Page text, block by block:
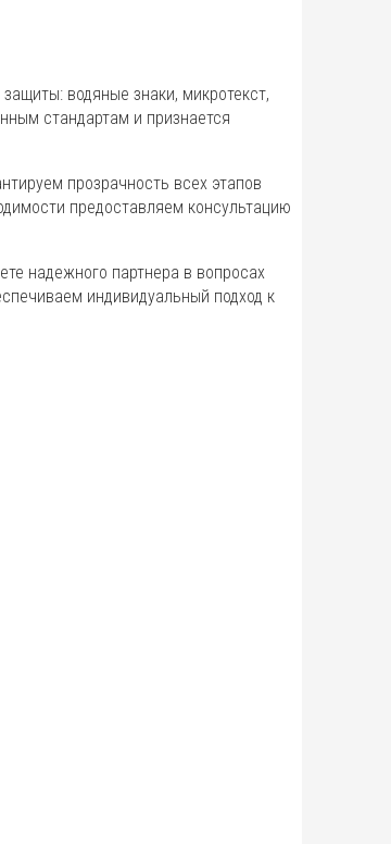
водяные знаки, микротекст,
стандартам и признается
прозрачность всех этапов
предоставляем консультацию
надежного партнера в вопросах
индивидуальный подход к